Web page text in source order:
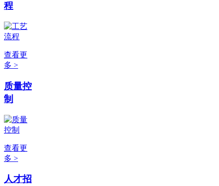
程
查看更
多 >
质量控
制
查看更
多 >
人才招